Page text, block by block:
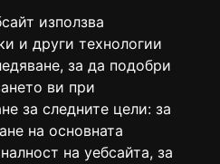
използва
и други технологии
за да подобри
ви при
за следните цели: за
на основната
на уебсайта, за